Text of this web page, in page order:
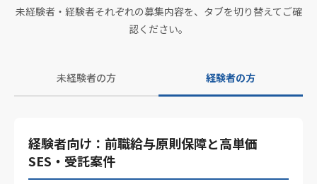
未経験者・経験者それぞれの募集内容を、タブを切り替えてご確
認ください。
未経験者の方 経験者の方
経験者向け：前職給与原則保障と高単価
SES・受託案件